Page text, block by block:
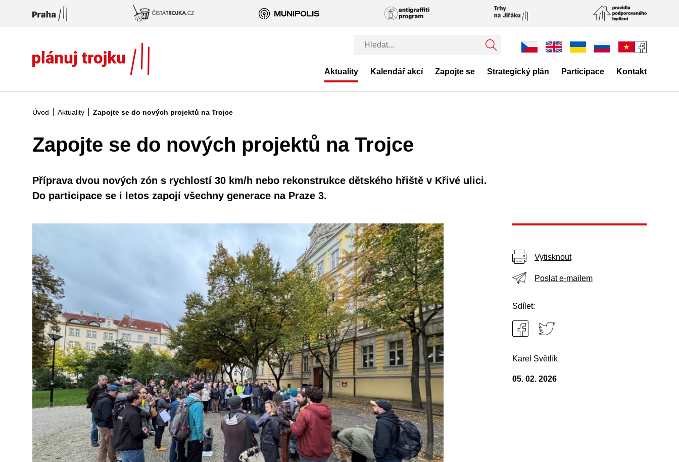
Přeskočit na hlavní obsah
Aktuality Kalendář akcí Zapojte se Strategický plán Participace Kontakt
Úvod Aktuality Zapojte se do nových projektů na Trojce
Zapojte se do nových projektů na Trojce
Příprava dvou nových zón s rychlostí 30 km/h nebo rekonstrukce dětského hřiště v Křivé ulici.
Do participace se i letos zapojí všechny generace na Praze 3.
Vytisknout
Poslat e-mailem
Sdílet:
Karel Světlík
05. 02. 2026